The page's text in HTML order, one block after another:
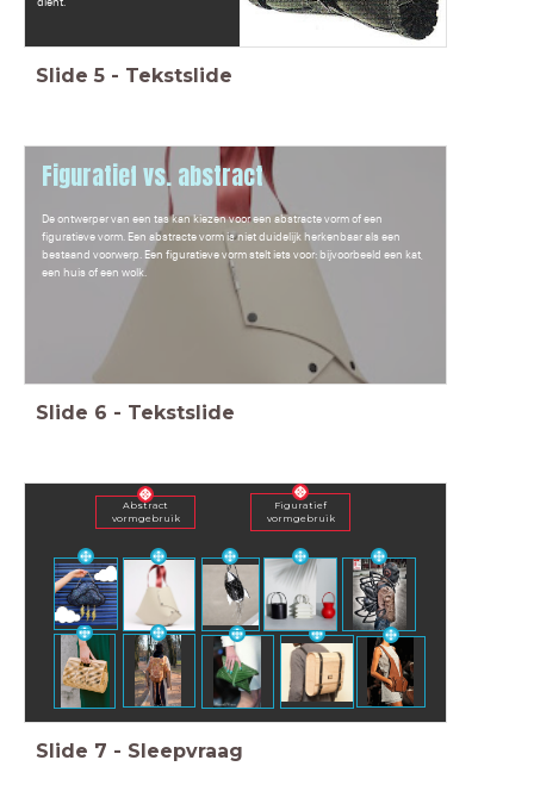
Slide 5 - Tekstslide
Figuratief vs. abstract
De ontwerper van een tas kan kiezen voor een abstracte vorm of een
figuratieve vorm. Een abstracte vorm is niet duidelijk herkenbaar als een
bestaand voorwerp. Een figuratieve vorm stelt iets voor: bijvoorbeeld een kat,
een huis of een wolk.
Slide 6 - Tekstslide
Abstract
vormgebruik
Figuratief
vormgebruik
Slide 7 - Sleepvraag